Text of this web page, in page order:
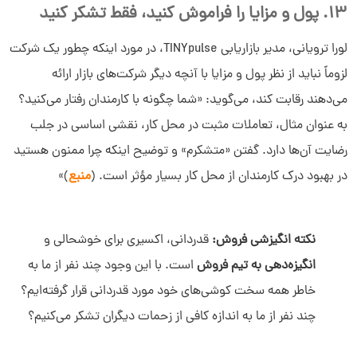
13. پول و مزایا را فراموش کنید، فقط تشکر کنید
لورا ترویانی، مدیر بازاریابی TINYpulse، در مورد اینکه چطور یک شرکت
لزوماً نباید از نظر پول و مزایا با آنچه دیگر شرکت‌های بازار ارائه
می‌دهند رقابت کند، می‌گوید: «شما چگونه با کارمندان رفتار می‌کنید؟
به عنوان مثال، تعاملات مثبت در محل کار، نقشی اساسی در جلب
رضایت آن‌ها دارد. گفتن «متشکرم» و توضیح اینکه چرا ممنون هستید
در بهبود درک کارمندان از محل کار بسیار مؤثر است. (منبع)»
نکته انگیزشی فروش: قدردانی، اکسیری برای خوشحالی و
انگیزه‌دهی به تیم فروش است. با این‌ وجود چند نفر از ما به
خاطر همه سخت‌ کوشی‌های خود مورد قدردانی قرار گرفته‌‌ایم؟
چند نفر از ما به‌ اندازه کافی از زحمات دیگران تشکر می‌کنیم؟